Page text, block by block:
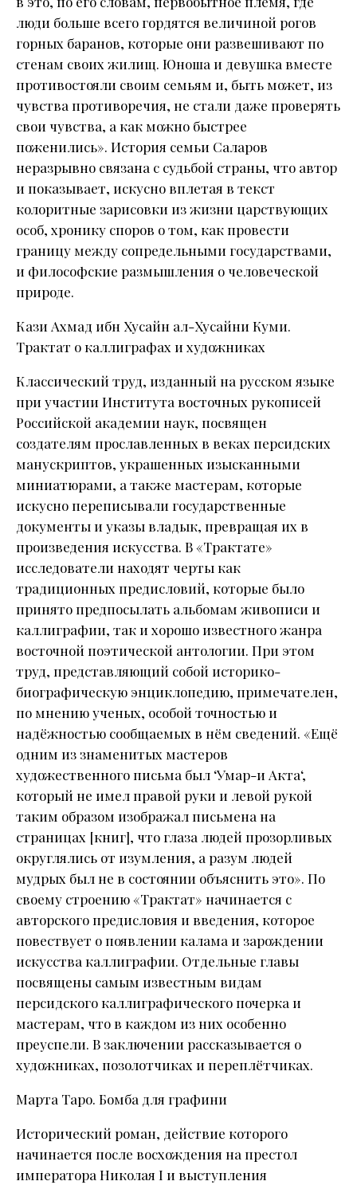
люди больше всего гордятся величиной рогов
горных баранов, которые они развешивают по
стенам своих жилищ. Юноша и девушка вместе
противостояли своим семьям и, быть может, из
чувства противоречия, не стали даже проверять
свои чувства, а как можно быстрее
поженились». История семьи Саларов
неразрывно связана с судьбой страны, что автор
и показывает, искусно вплетая в текст
колоритные зарисовки из жизни царствующих
особ, хронику споров о том, как провести
границу между сопредельными государствами,
и философские размышления о человеческой
природе.
Кази Ахмад ибн Хусайн ал-Хусайни Куми.
Трактат о каллиграфах и художниках
Классический труд, изданный на русском языке
при участии Института восточных рукописей
Российской академии наук, посвящен
создателям прославленных в веках персидских
манускриптов, украшенных изысканными
миниатюрами, а также мастерам, которые
искусно переписывали государственные
документы и указы владык, превращая их в
произведения искусства. В «Трактате»
исследователи находят черты как
традиционных предисловий, которые было
принято предпосылать альбомам живописи и
каллиграфии, так и хорошо известного жанра
восточной поэтической антологии. При этом
труд, представляющий собой историко-
биографическую энциклопедию, примечателен,
по мнению ученых, особой точностью и
надёжностью сообщаемых в нём сведений. «Ещё
одним из знаменитых мастеров
художественного письма был ‘Умар-и Акта‘,
который не имел правой руки и левой рукой
таким образом изображал письмена на
страницах [книг], что глаза людей прозорливых
округлялись от изумления, а разум людей
мудрых был не в состоянии объяснить это». По
своему строению «Трактат» начинается с
авторского предисловия и введения, которое
повествует о появлении калама и зарождении
искусства каллиграфии. Отдельные главы
посвящены самым известным видам
персидского каллиграфического почерка и
мастерам, что в каждом из них особенно
преуспели. В заключении рассказывается о
художниках, позолотчиках и переплётчиках.
Марта Таро. Бомба для графини
Исторический роман, действие которого
начинается после восхождения на престол
императора Николая I и выступления